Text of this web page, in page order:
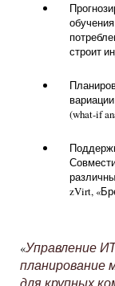
строит
(what-if
zVirt,
«Управление
планирование
для крупных